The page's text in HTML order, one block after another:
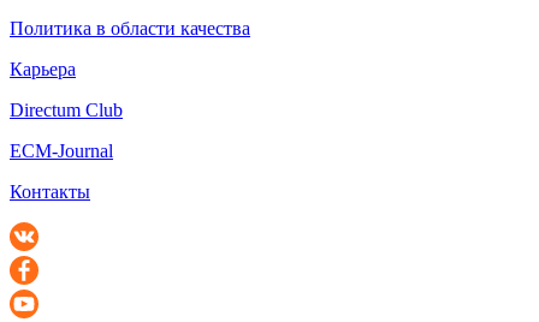
Политика в области качества
Карьера
Directum Club
ECM-Journal
Контакты